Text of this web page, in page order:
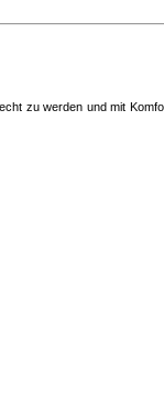
zu werden und mit